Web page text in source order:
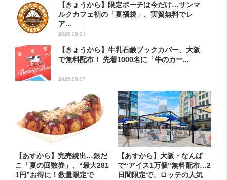
【きょうから】限定ポーチは今だけ…サンマ
ルクカフェ初の「夏福袋」、実質無料でレ
ア...
2026.08.04
【きょうから】牛乳石鹸ブックカバー、大阪
で無料配布！ 先着1000名に「牛のカー...
2026.08.07
【あすから】完売続出…銀だ
こ「夏の回数券」、“最大281
1円”お得に！数量限定で
【あすから】大阪・なんば
で“アイス1万個”無料配布…2
日間限定で、ロッテの人気